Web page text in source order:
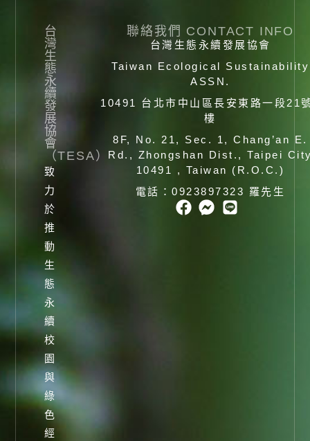
台
灣
生
態
永
續
發
展
協
會
（TESA）
致
力
於
推
動
生
態
永
續
校
園
與
綠
色
經
聯絡我們 CONTACT INFO
台灣生態永續發展協會
Taiwan Ecological Sustainability
ASSN.
10491 台北市中山區長安東路一段21
樓
8F, No. 21, Sec. 1, Chang’an E.
Rd., Zhongshan Dist., Taipei
10491 , Taiwan (R.O.C.)
電話：0923897323 羅先生